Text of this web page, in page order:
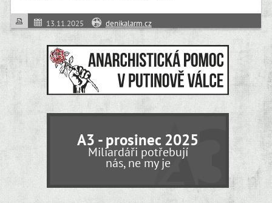
13.11.2025 denikalarm.cz
A3 - prosinec 2025
Miliardáři potřebují
nás, ne my je